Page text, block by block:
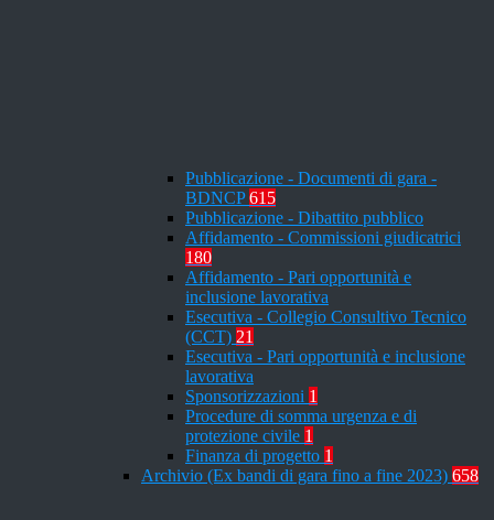
Pubblicazione - Documenti di gara -
BDNCP615
Pubblicazione - Dibattito pubblico
Affidamento - Commissioni giudicatrici
180
Affidamento - Pari opportunità e
inclusione lavorativa
Esecutiva - Collegio Consultivo Tecnico
(CCT) 21
Esecutiva - Pari opportunità e inclusione
lavorativa
Sponsorizzazioni 1
Procedure di somma urgenza e di
protezione civile 1
Finanza di progetto 1
Archivio (Ex bandi di gara fino a fine 2023) 658